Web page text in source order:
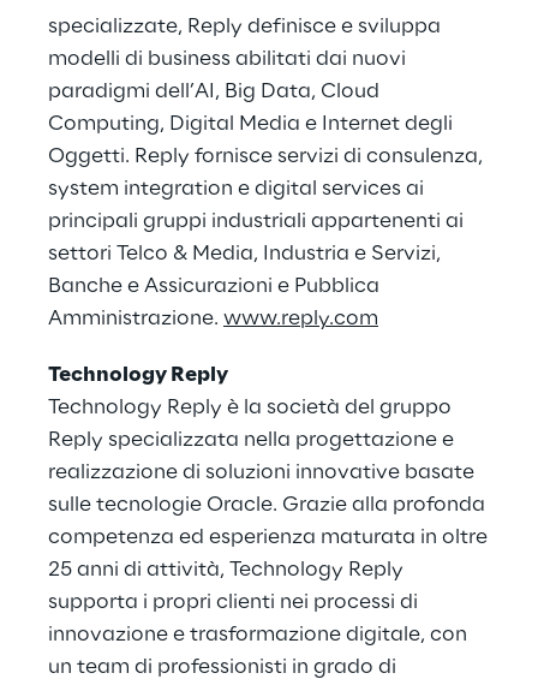
specializzate, Reply definisce e sviluppa
modelli di business abilitati dai nuovi
paradigmi dell’AI, Big Data, Cloud
Computing, Digital Media e Internet degli
Oggetti. Reply fornisce servizi di consulenza,
system integration e digital services ai
principali gruppi industriali appartenenti ai
settori Telco & Media, Industria e Servizi,
Banche e Assicurazioni e Pubblica
Amministrazione. www.reply.com
Technology Reply
Technology Reply è la società del gruppo
Reply specializzata nella progettazione e
realizzazione di soluzioni innovative basate
sulle tecnologie Oracle. Grazie alla profonda
competenza ed esperienza maturata in oltre
25 anni di attività, Technology Reply
supporta i propri clienti nei processi di
innovazione e trasformazione digitale, con
un team di professionisti in grado di